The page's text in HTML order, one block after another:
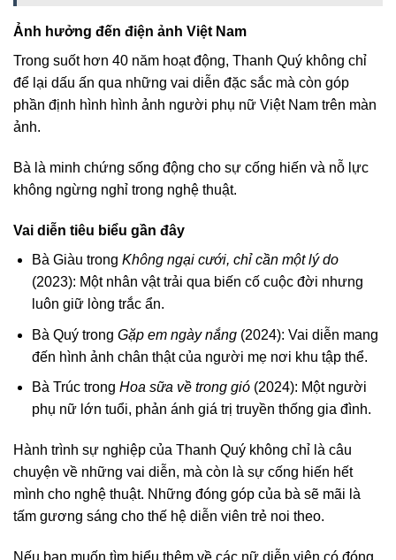
Ảnh hưởng đến điện ảnh Việt Nam
Trong suốt hơn 40 năm hoạt động, Thanh Quý không chỉ
để lại dấu ấn qua những vai diễn đặc sắc mà còn góp
phần định hình hình ảnh người phụ nữ Việt Nam trên màn
ảnh.
Bà là minh chứng sống động cho sự cống hiến và nỗ lực
không ngừng nghỉ trong nghệ thuật.
Vai diễn tiêu biểu gần đây
Bà Giàu trong Không ngại cưới, chỉ cần một lý do
(2023): Một nhân vật trải qua biến cố cuộc đời nhưng
luôn giữ lòng trắc ẩn.
Bà Quý trong Gặp em ngày nắng(2024): Vai diễn mang
đến hình ảnh chân thật của người mẹ nơi khu tập thể.
Bà Trúc trong Hoa sữa về trong gió(2024): Một người
phụ nữ lớn tuổi, phản ánh giá trị truyền thống gia đình.
Hành trình sự nghiệp của Thanh Quý không chỉ là câu
chuyện về những vai diễn, mà còn là sự cống hiến hết
mình cho nghệ thuật. Những đóng góp của bà sẽ mãi là
tấm gương sáng cho thế hệ diễn viên trẻ noi theo.
Nếu bạn muốn tìm hiểu thêm về các nữ diễn viên có đóng